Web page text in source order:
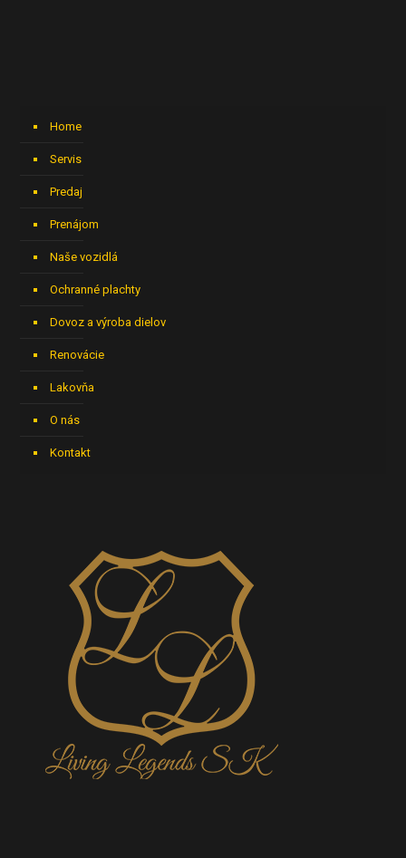
Home
Servis
Predaj
Prenájom
Naše vozidlá
Ochranné plachty
Dovoz a výroba dielov
Renovácie
Lakovňa
O nás
Kontakt